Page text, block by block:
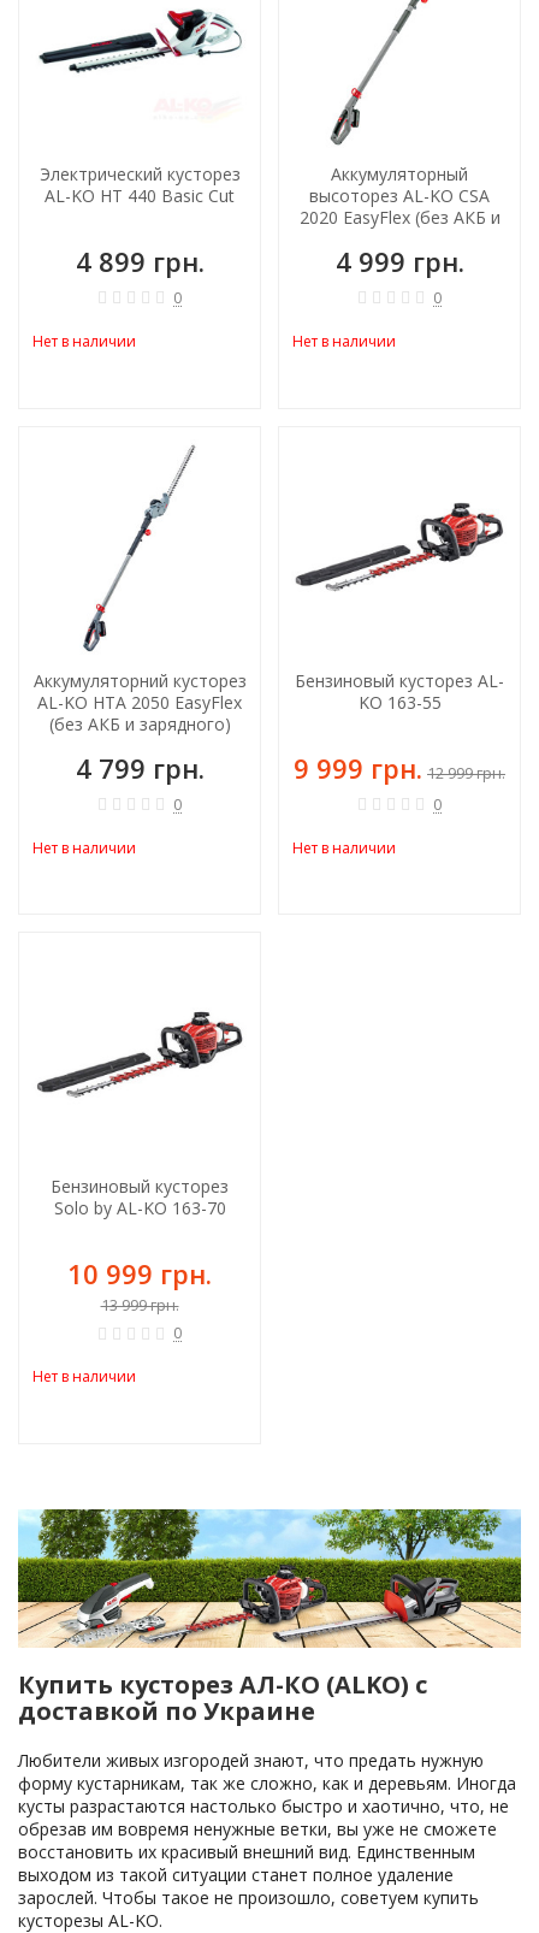
Электрический кусторез
AL-KO HT 440 Basic Cut
4 899 грн.
0
Нет в наличии
Аккумуляторный
высоторез AL-KO CSA
2020 EasyFlex (без АКБ и
4 999 грн.
0
Нет в наличии
Аккумуляторний кусторез
AL-KO НТA 2050 EasyFlex
(без АКБ и зарядного)
4 799 грн.
0
Нет в наличии
Бензиновый кусторез AL-
KO 163-55
9 999 грн. 12 999 грн.
0
Нет в наличии
Бензиновый кусторез
Solo by AL-KO 163-70
10 999 грн.
13 999 грн.
0
Нет в наличии
Купить кусторез АЛ-КО (ALKO) с
доставкой по Украине
Любители живых изгородей знают, что предать нужную
форму кустарникам, так же сложно, как и деревьям. Иногда
кусты разрастаются настолько быстро и хаотично, что, не
обрезав им вовремя ненужные ветки, вы уже не сможете
восстановить их красивый внешний вид. Единственным
выходом из такой ситуации станет полное удаление
зарослей. Чтобы такое не произошло, советуем купить
кусторезы AL-KO.